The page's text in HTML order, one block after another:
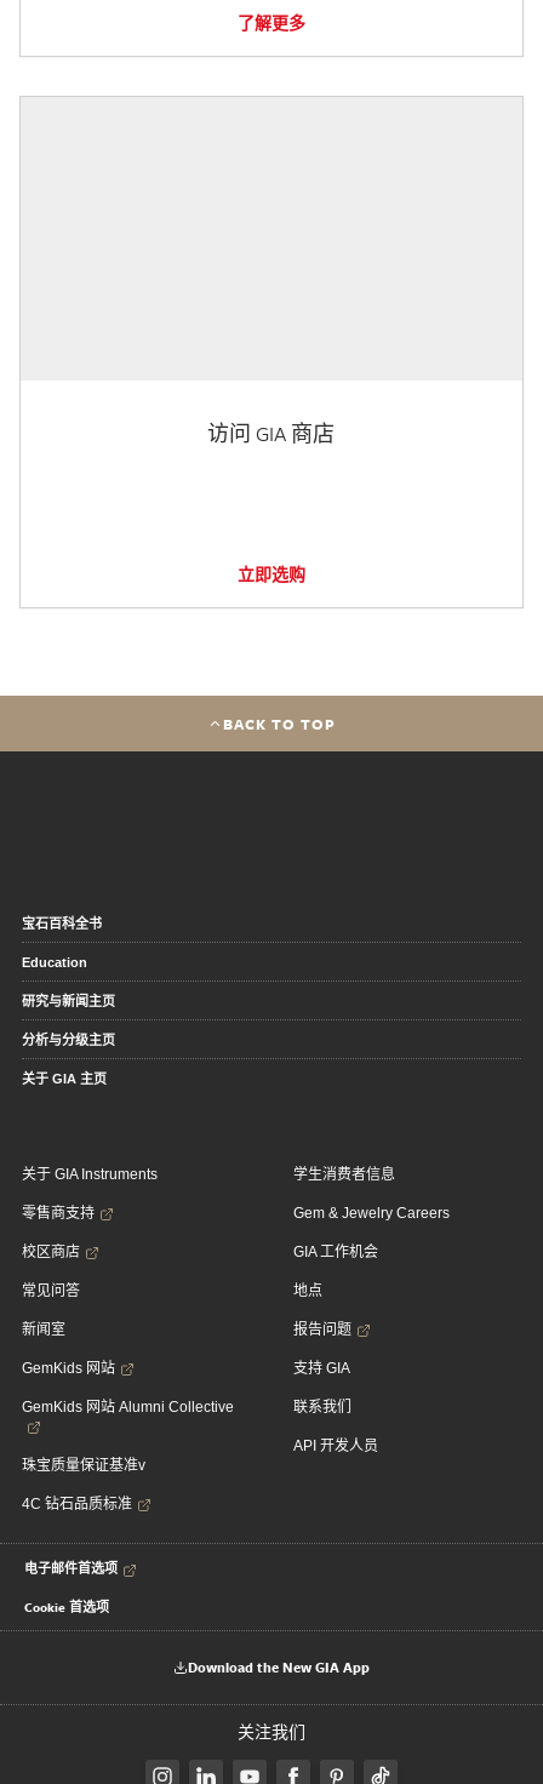
了解更多
访问 GIA 商店
立即选购
BACK TO TOP
宝石百科全书
Education
研究与新闻主页
分析与分级主页
关于 GIA 主页
关于 GIA Instruments
零售商支持
校区商店
常见问答
新闻室
GemKids 网站
GemKids 网站 Alumni Collective
珠宝质量保证基准v
4C 钻石品质标准
学生消费者信息
Gem & Jewelry Careers
GIA 工作机会
地点
报告问题
支持 GIA
联系我们
API 开发人员
电子邮件首选项
Cookie 首选项
Download the New GIA App
关注我们